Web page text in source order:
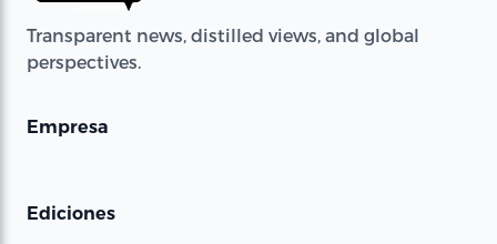
Transparent news, distilled views, and global
perspectives.
Empresa
Ediciones